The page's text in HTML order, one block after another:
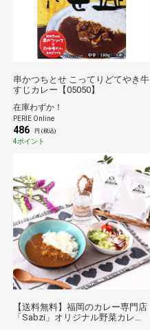
串かつちとせ こってりどてやき牛
すじカレー【05050】
在庫わずか！
PERIE Online
486 円 (税込)
4ポイント
【送料無料】福岡のカレー専門店
「Sabzi」オリジナル野菜カレー